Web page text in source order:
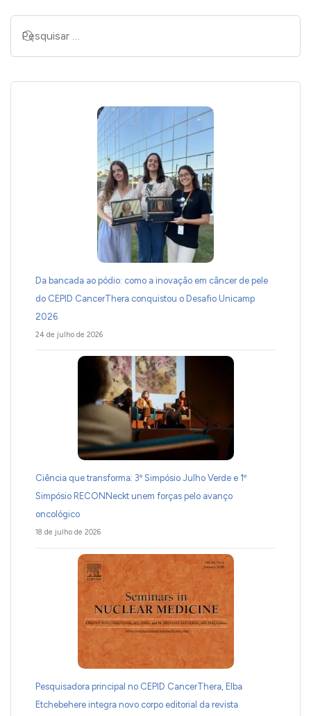
Da bancada ao pódio: como a inovação em câncer de pele
do CEPID CancerThera conquistou o Desafio Unicamp
2026
24 de julho de 2026
Ciência que transforma: 3º Simpósio Julho Verde e 1º
Simpósio RECONNeckt unem forças pelo avanço
oncológico
18 de julho de 2026
Pesquisadora principal no CEPID CancerThera, Elba
Etchebehere integra novo corpo editorial da revista